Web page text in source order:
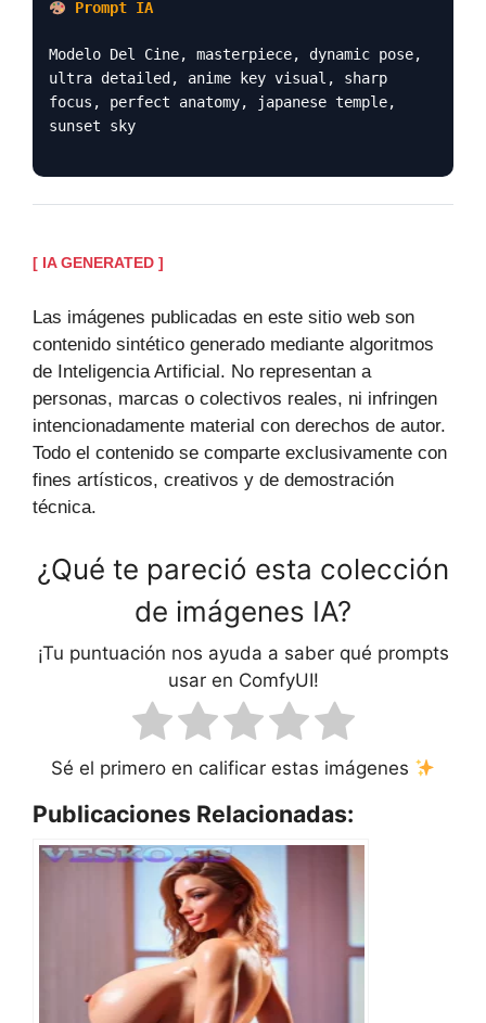
Prompt IA
Modelo Del Cine, masterpiece, dynamic pose,
ultra detailed, anime key visual, sharp
focus, perfect anatomy, japanese temple,
sunset sky
[ IA GENERATED ]
Las imágenes publicadas en este sitio web son
contenido sintético generado mediante algoritmos
de Inteligencia Artificial. No representan a
personas, marcas o colectivos reales, ni infringen
intencionadamente material con derechos de autor.
Todo el contenido se comparte exclusivamente con
fines artísticos, creativos y de demostración
técnica.
¿Qué te pareció esta colección
de imágenes IA?
¡Tu puntuación nos ayuda a saber qué prompts
usar en ComfyUI!
Sé el primero en calificar estas imágenes
Publicaciones Relacionadas: